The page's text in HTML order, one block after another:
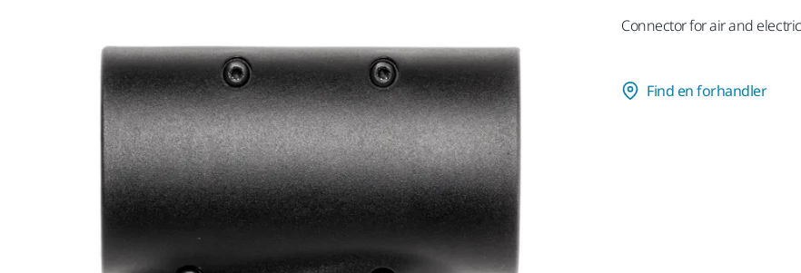
Connector for air and
Find en forhandler